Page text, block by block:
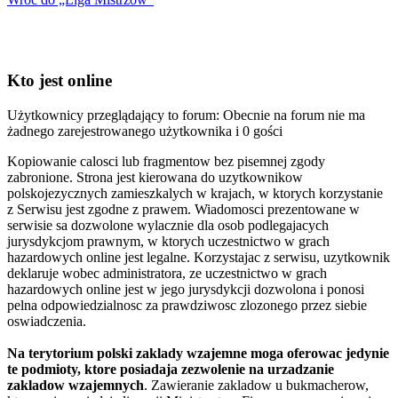
Kto jest online
Użytkownicy przeglądający to forum: Obecnie na forum nie ma
żadnego zarejestrowanego użytkownika i 0 gości
Kopiowanie calosci lub fragmentow bez pisemnej zgody
zabronione. Strona jest kierowana do uzytkownikow
polskojezycznych zamieszkalych w krajach, w ktorych korzystanie
z Serwisu jest zgodne z prawem. Wiadomosci prezentowane w
serwisie sa dozwolone wylacznie dla osob podlegajacych
jurysdykcjom prawnym, w ktorych uczestnictwo w grach
hazardowych online jest legalne. Korzystajac z serwisu, uzytkownik
deklaruje wobec administratora, ze uczestnictwo w grach
hazardowych online jest w jego jurysdykcji dozwolona i ponosi
pelna odpowiedzialnosc za prawdziwosc zlozonego przez siebie
oswiadczenia.
Na terytorium polski zaklady wzajemne moga oferowac jedynie
te podmioty, ktore posiadaja zezwolenie na urzadzanie
zakladow wzajemnych. Zawieranie zakladow u bukmacherow,